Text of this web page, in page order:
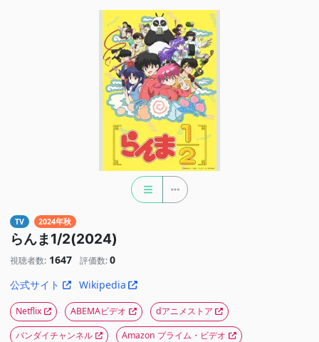
TV 2024年秋
らんま1/2(2024)
視聴者数: 1647 評価数: 0
公式サイト
Wikipedia
Netflix ABEMAビデオ
dアニメストア
バンダイチャンネル
Amazon プライム・ビデオ